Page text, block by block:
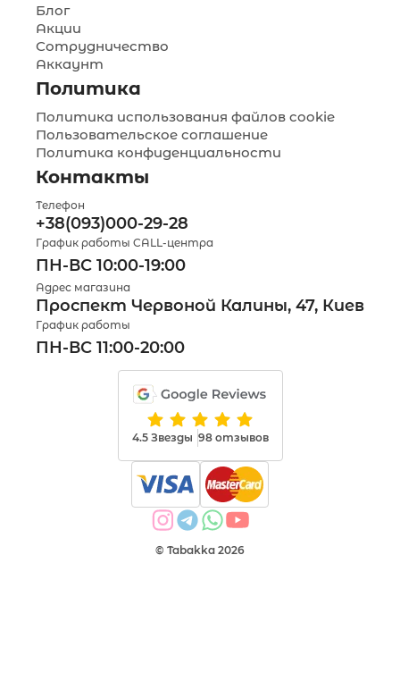
Блог
Акции
Сотрудничество
Аккаунт
Политика
Политика использования файлов cookie
Пользовательское соглашение
Политика конфиденциальности
Контакты
Телефон
+38(093)000-29-28
График работы CALL-центра
ПН-ВС 10:00-19:00
Адрес магазина
Проспект Червоной Калины, 47, Киев
График работы
ПН-ВС 11:00-20:00
4.5 Звезды 98 отзывов
© Tabakka 2026